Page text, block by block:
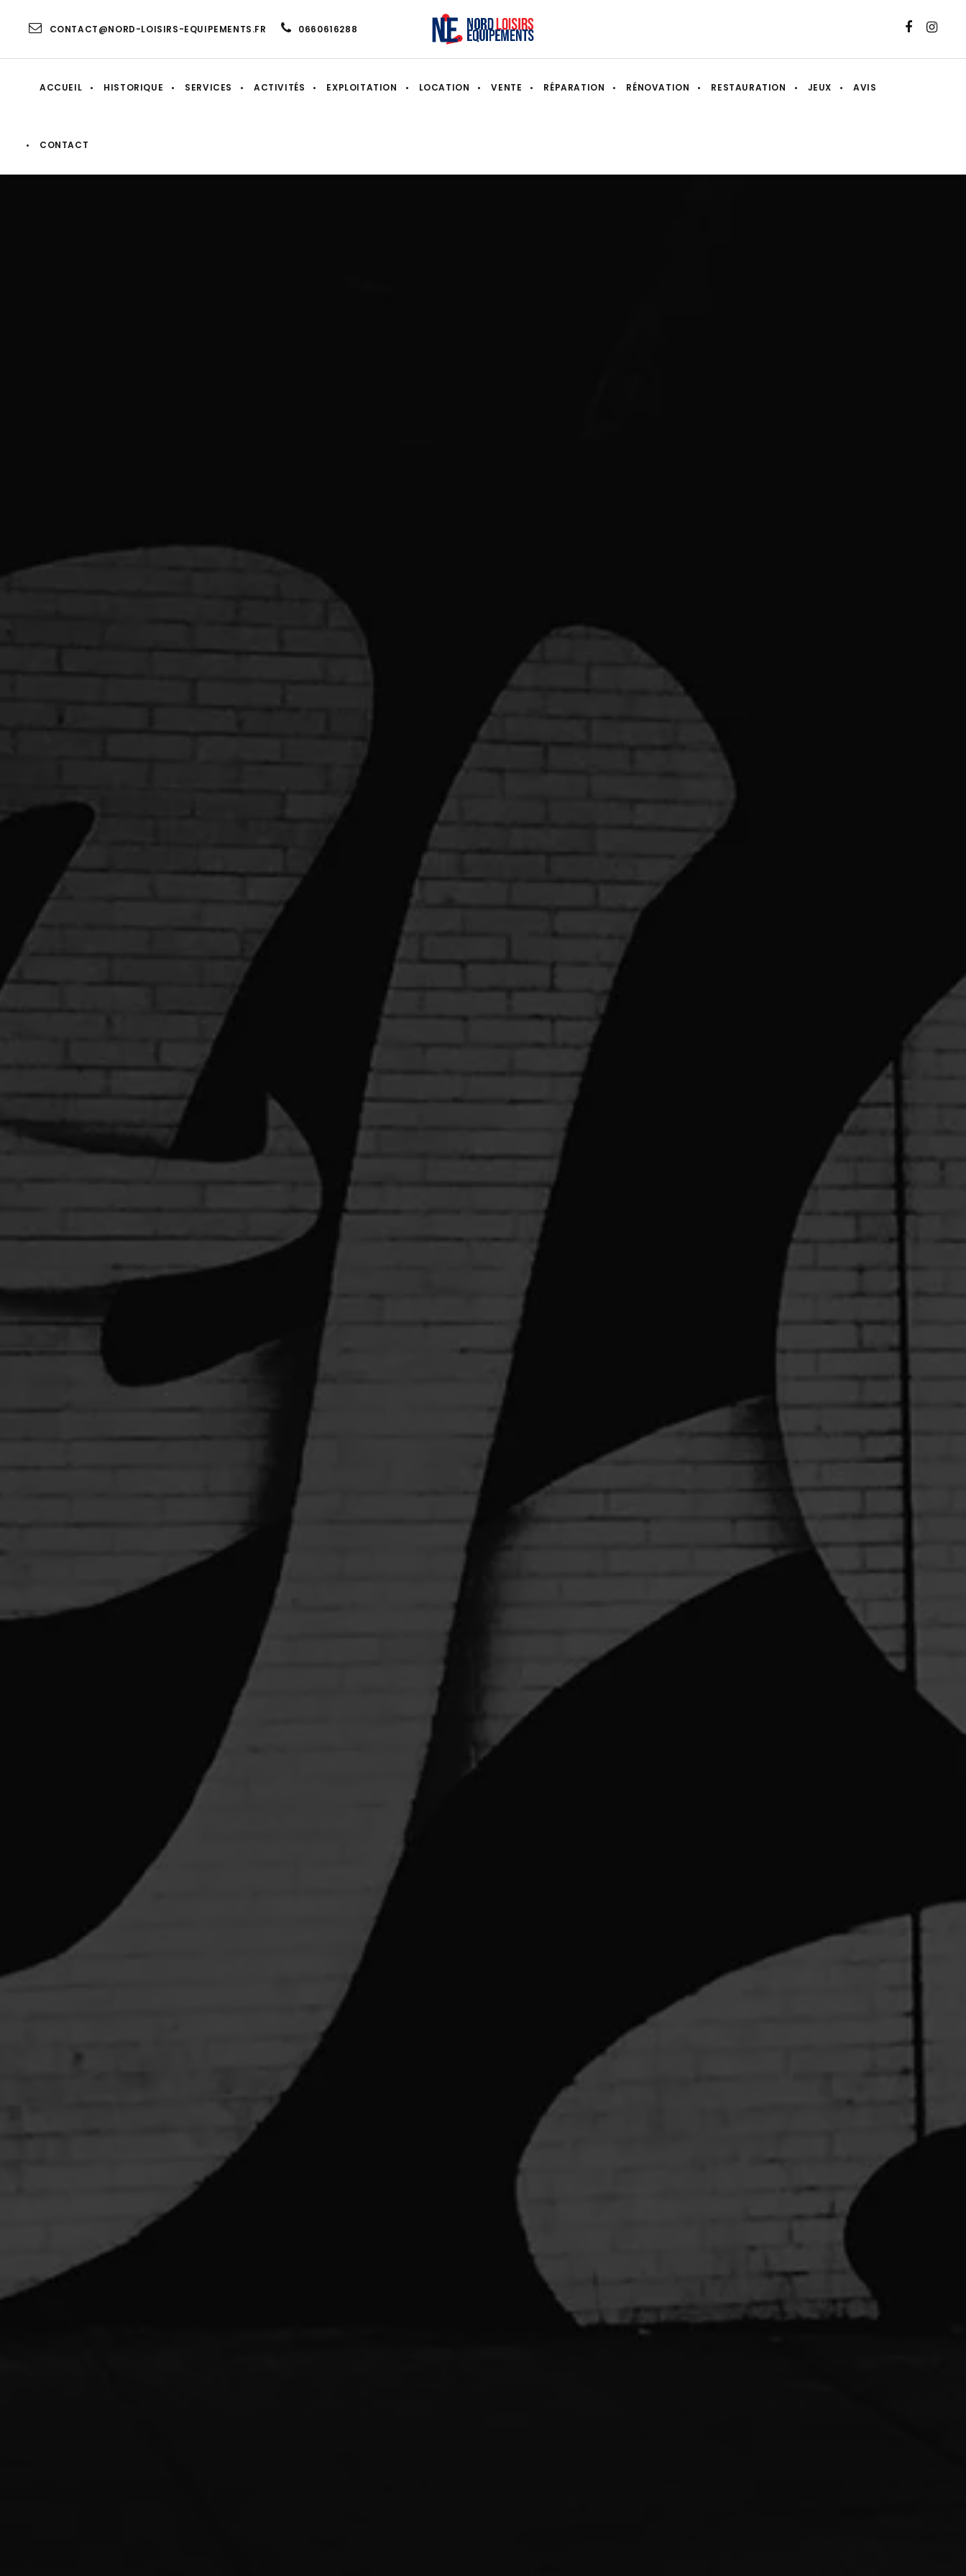
CONTACT@NORD-LOISIRS-EQUIPEMENTS.FR 0660616288
ACCUEIL HISTORIQUE SERVICES ACTIVITÉS EXPLOITATION LOCATION VENTE RÉPARATION RÉNOVATION RESTAURATION JEUX AVIS
CONTACT